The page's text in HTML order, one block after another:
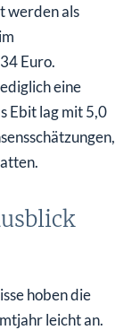
werden als
Euro.
eine
Ebit lag mit 5,0
hoben die
leicht an.